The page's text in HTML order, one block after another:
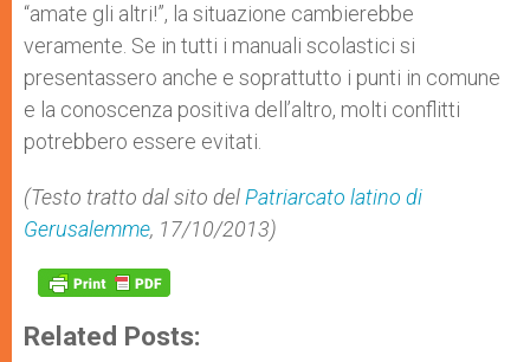
“amate gli altri!”, la situazione cambierebbe
veramente. Se in tutti i manuali scolastici si
presentassero anche e soprattutto i punti in comune
e la conoscenza positiva dell’altro, molti conflitti
potrebbero essere evitati.
(Testo tratto dal sito del Patriarcato latino di
Gerusalemme, 17/10/2013)
Related Posts: